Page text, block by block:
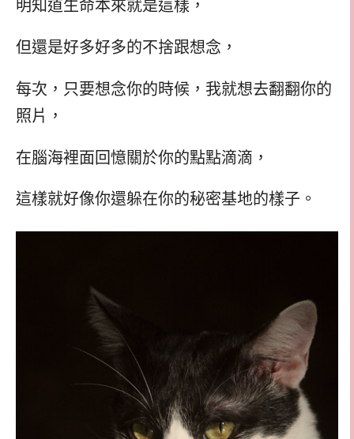
明知道生命本來就是這樣，
但還是好多好多的不捨跟想念，
每次，只要想念你的時候，我就想去翻翻你的
照片，
在腦海裡面回憶關於你的點點滴滴，
這樣就好像你還躲在你的秘密基地的樣子。